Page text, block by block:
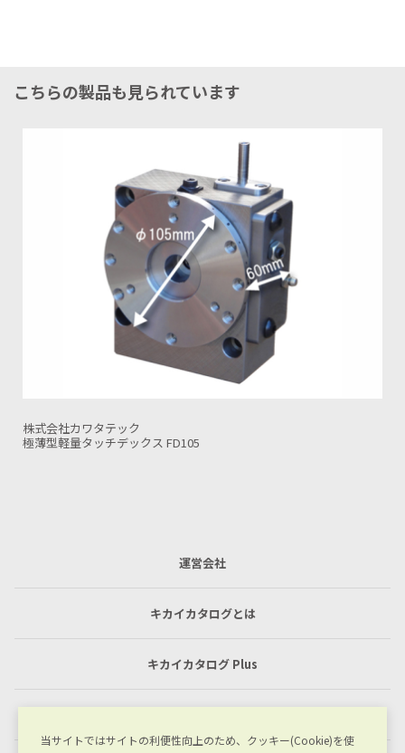
こちらの製品も見られています
株式会社カワタテック
チルティングユニット TL150-105
運営会社
キカイカタログとは
キカイカタログ Plus
当サイトではサイトの利便性向上のため、クッキー(Cookie)を使